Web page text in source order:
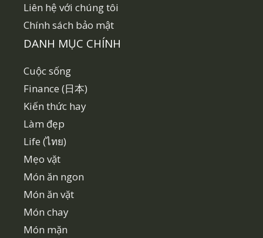
Liên hệ với chúng tôi
Chính sách bảo mật
DANH MỤC CHÍNH
Cuộc sống
Finance (日本)
Kiến thức hay
Làm đẹp
Life (ไทย)
Mẹo vặt
Món ăn ngon
Món ăn vặt
Món chay
Món mặn